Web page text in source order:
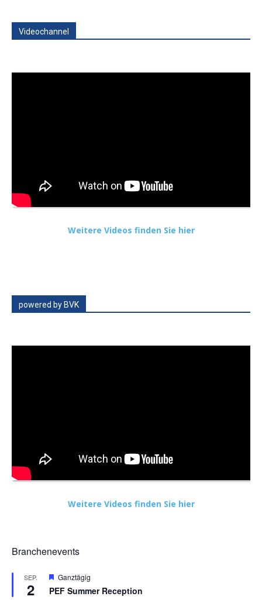
Videochannel
Weitere Videos finden Sie hier
powered by BVK
Weitere Videos finden Sie hier
Branchenevents
SEP.
2
Hervorgehoben
Ganztägig
PEF Summer Reception